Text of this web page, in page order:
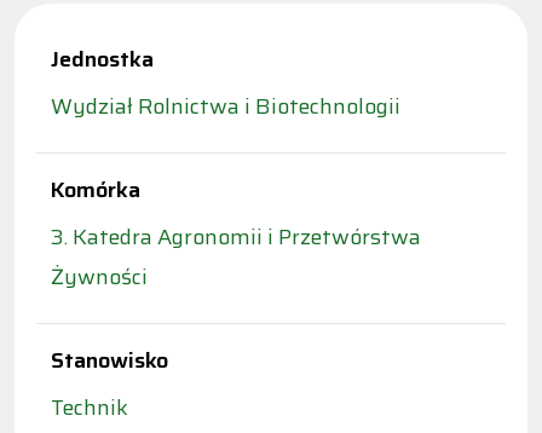
Jednostka
Wydział Rolnictwa i Biotechnologii
Komórka
3. Katedra Agronomii i Przetwórstwa
Żywności
Stanowisko
Technik